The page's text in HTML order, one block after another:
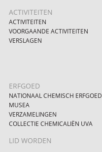
ACTIVITEITEN
ACTIVITEITEN
VOORGAANDE ACTIVITEITEN
VERSLAGEN
ERFGOED
NATIONAAL CHEMISCH ERFGOED
MUSEA
VERZAMELINGEN
COLLECTIE CHEMICALIËN UVA
LID WORDEN